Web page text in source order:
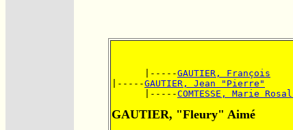
      |-----
GAUTIER, François
|-----GAUTIER, Jean "Pierre"
      |-----
COMTESSE, Marie
GAUTIER, "Fleury" Aimé